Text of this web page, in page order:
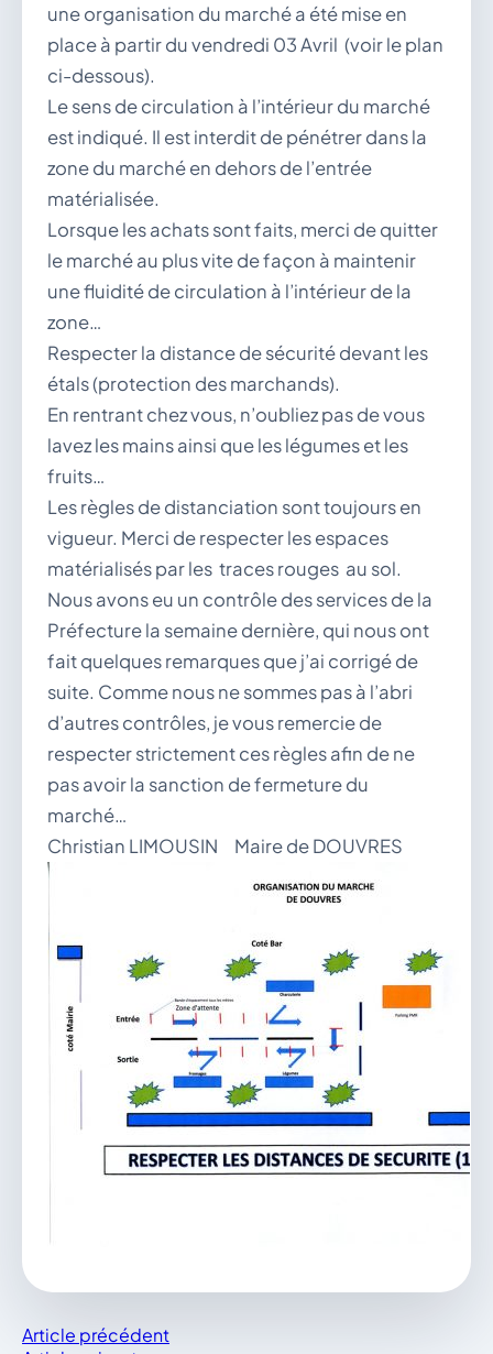
Le guichet des associations
publier une annonce
une organisation du marché a été mise en
place à partir du vendredi 03 Avril (voir le plan
ci-dessous).
Le sens de circulation à l’intérieur du marché
est indiqué. Il est interdit de pénétrer dans la
zone du marché en dehors de l’entrée
matérialisée.
Lorsque les achats sont faits, merci de quitter
le marché au plus vite de façon à maintenir
une fluidité de circulation à l’intérieur de la
zone…
Respecter la distance de sécurité devant les
étals (protection des marchands).
En rentrant chez vous, n’oubliez pas de vous
lavez les mains ainsi que les légumes et les
fruits…
Les règles de distanciation sont toujours en
vigueur. Merci de respecter les espaces
matérialisés par les traces rouges au sol.
Nous avons eu un contrôle des services de la
Préfecture la semaine dernière, qui nous ont
fait quelques remarques que j’ai corrigé de
suite. Comme nous ne sommes pas à l’abri
d’autres contrôles, je vous remercie de
respecter strictement ces règles afin de ne
pas avoir la sanction de fermeture du
marché…
Christian LIMOUSIN Maire de DOUVRES
Article précédent